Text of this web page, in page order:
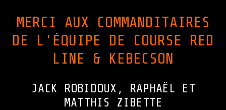
MERCI AUX COMMANDITAIRES
DE L'ÉQUIPE DE COURSE RED
LINE & KEBECSON
JACK ROBIDOUX, RAPHAËL ET
MATTHIS ZIBETTE